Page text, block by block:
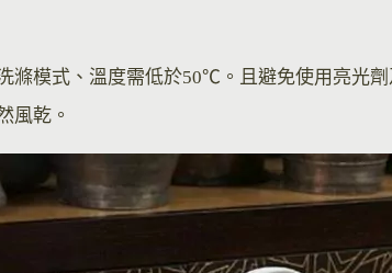
滌模式、溫度需低於50℃。且避免使用亮光
風乾。